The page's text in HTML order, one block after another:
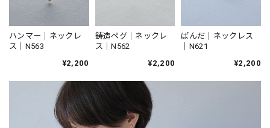
ハンマー｜ネックレ
ス｜N563
¥2,200
鋳造ペグ｜ネックレ
ス｜N562
¥2,200
ぱんだ｜ネックレス
｜N621
¥2,200